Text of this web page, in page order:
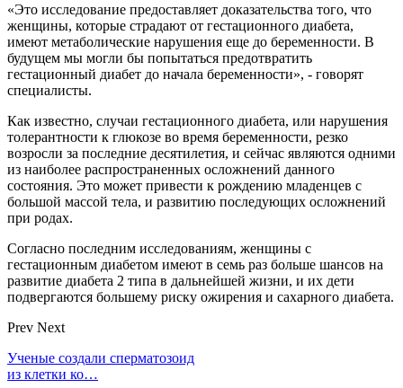
«Это исследование предоставляет доказательства того, что
женщины, которые страдают от гестационного диабета,
имеют метаболические нарушения еще до беременности. В
будущем мы могли бы попытаться предотвратить
гестационный диабет до начала беременности», - говорят
специалисты.
Как известно, случаи гестационного диабета, или нарушения
толерантности к глюкозе во время беременности, резко
возросли за последние десятилетия, и сейчас являются одними
из наиболее распространенных осложнений данного
состояния. Это может привести к рождению младенцев с
большой массой тела, и развитию последующих осложнений
при родах.
Согласно последним исследованиям, женщины с
гестационным диабетом имеют в семь раз больше шансов на
развитие диабета 2 типа в дальнейшей жизни, и их дети
подвергаются большему риску ожирения и сахарного диабета.
Prev Next
Ученые создали сперматозоид
из клетки ко…